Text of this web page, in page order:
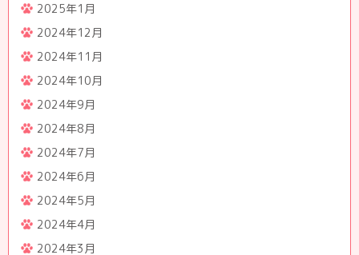
2025年1月
2024年12月
2024年11月
2024年10月
2024年9月
2024年8月
2024年7月
2024年6月
2024年5月
2024年4月
2024年3月